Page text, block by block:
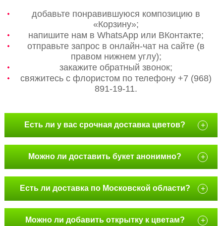
добавьте понравившуюся композицию в
«Корзину»;
напишите нам в WhatsApp или ВКонтакте;
отправьте запрос в онлайн-чат на сайте (в
правом нижнем углу);
закажите обратный звонок;
свяжитесь с флористом по телефону +7 (968)
891-19-11.
Есть ли у вас срочная доставка цветов? +
Можно ли доставить букет анонимно? +
Есть ли доставка по Московской области? +
Можно ли добавить открытку к цветам? +